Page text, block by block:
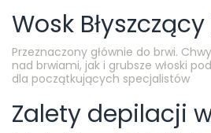
Wosk
Przeznaczony głównie do brwi.
nad brwiami, jak i grubsze włoski
dla początkujących specjalistów
Zalety depilacji